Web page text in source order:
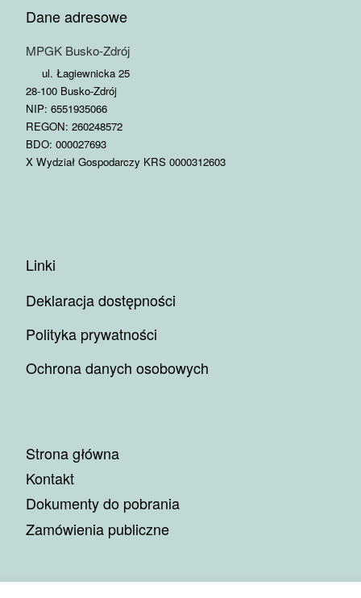
Dane adresowe
MPGK Busko-Zdrój
ul. Łagiewnicka 25
28-100 Busko-Zdrój
NIP: 6551935066
REGON: 260248572
BDO: 000027693
X Wydział Gospodarczy KRS 0000312603
Linki
Deklaracja dostępności
Polityka prywatności
Ochrona danych osobowych
Strona główna
Kontakt
Dokumenty do pobrania
Zamówienia publiczne